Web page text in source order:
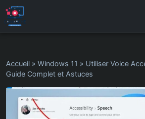
Accueil » Windows 11 » Utiliser Voice
Guide Complet et Astuces